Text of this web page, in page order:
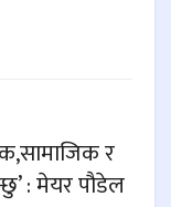
र
: मेयर पौडेल